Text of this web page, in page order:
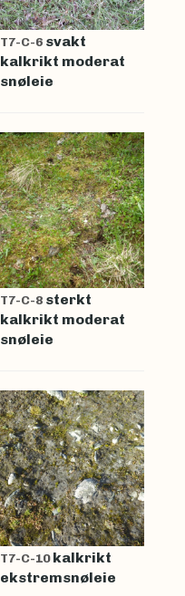
T7-C-6 svakt
kalkrikt moderat
snøleie
T7-C-8 sterkt
kalkrikt moderat
snøleie
T7-C-10kalkrikt
ekstremsnøleie